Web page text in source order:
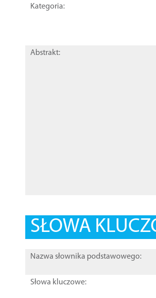
Kategoria:
Abstrakt:
SŁOWA
Nazwa słownika podstawowego:
Słowa kluczowe: